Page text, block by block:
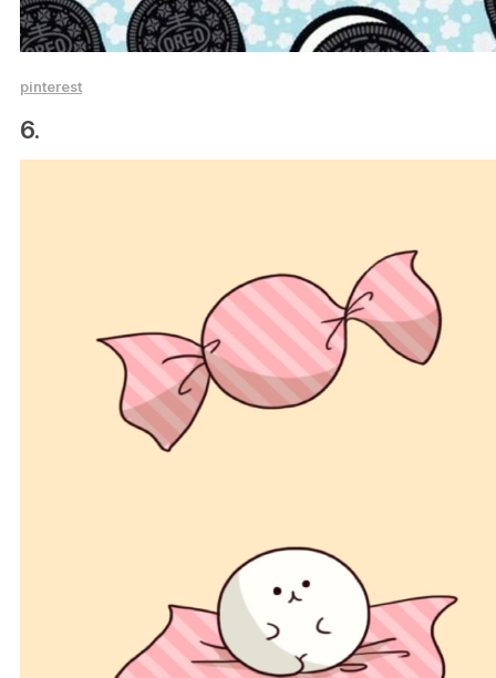
pinterest
6.